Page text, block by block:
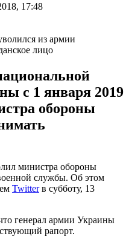
17:48
лицо
с 1 января 2019
обороны
министра обороны
службы. Об этом
Twitterв субботу, 13
генерал армии Украины
рапорт.